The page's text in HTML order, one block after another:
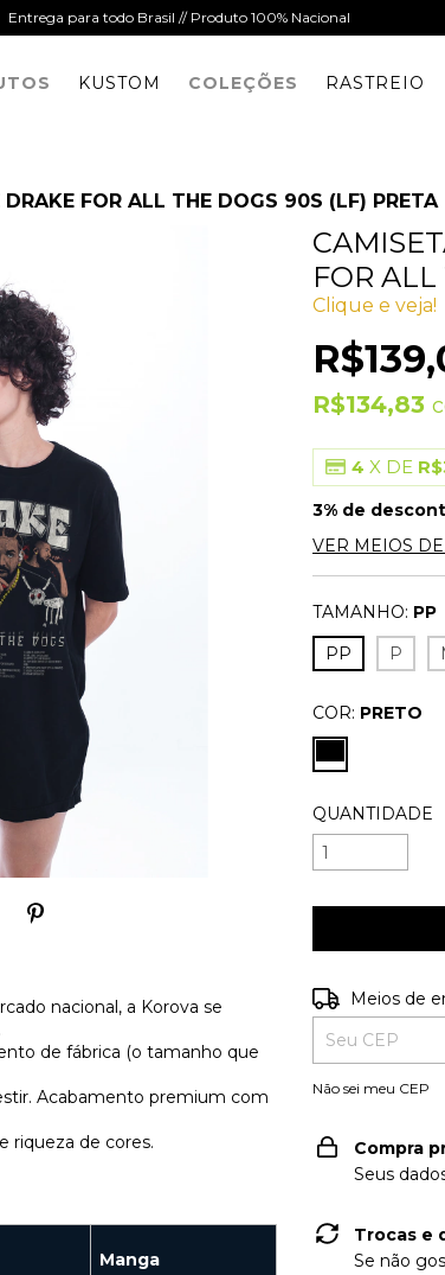
Entrega para todo Brasil // Produto 100% Nacional
KUSTOM COLEÇÕES RASTREIO
FOR ALL THE DOGS 90S (LF) PRETA
nacional, a Korova se
de fábrica (o tamanho que
Acabamento premium com
riqueza de cores.
Manga
FOR
Clique e veja!
R$134,83
4 X DE
3% de
VER MEIOS
TAMANHO: PP
PP
P
COR: PRETO
QUANTIDADE
Entregas para o
Meios de
Não sei meu CEP
Compra
Seus
Trocas e
Se não